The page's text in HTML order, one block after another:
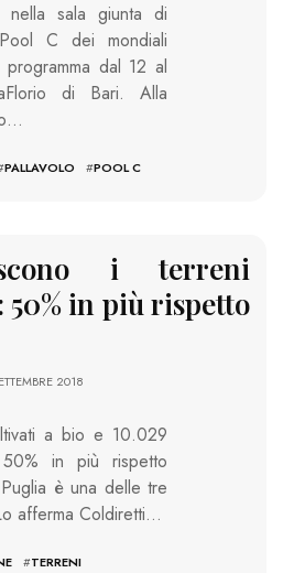
nella sala giunta di
C dei mondiali
dal 12 al
di Bari. Alla
PALLAVOLO #POOL C
i terreni
in più rispetto
2018
a bio e 10.029
in più rispetto
è una delle tre
afferma Coldiretti…
#TERRENI